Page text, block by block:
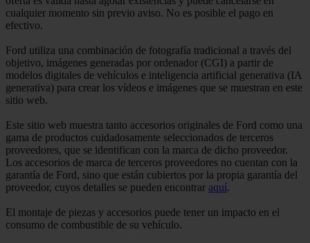
cualquier momento sin previo aviso. No es posible el pago en
efectivo.
Ford utiliza una combinación de fotografía tradicional a través del
objetivo, imágenes generadas por ordenador (CGI) a partir de
modelos digitales de vehículos e inteligencia artificial generativa (IA
generativa) para crear los vídeos e imágenes que se muestran en este
sitio web.
Este sitio web muestra tanto accesorios originales de Ford como una
gama de productos cuidadosamente seleccionados de terceros
proveedores, que se identifican con la marca de dicho proveedor.
Los accesorios de marca de terceros proveedores no cuentan con la
garantía de Ford, sino que están cubiertos por la propia garantía del
proveedor, cuyos detalles se pueden encontrar aquí.
El montaje de piezas y accesorios puede tener un impacto en el
consumo de combustible de su vehículo.